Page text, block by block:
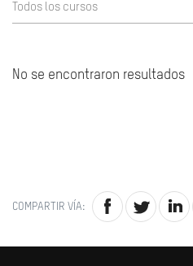
Todos los cursos
No se encontraron resultados
COMPARTIR VÍA: